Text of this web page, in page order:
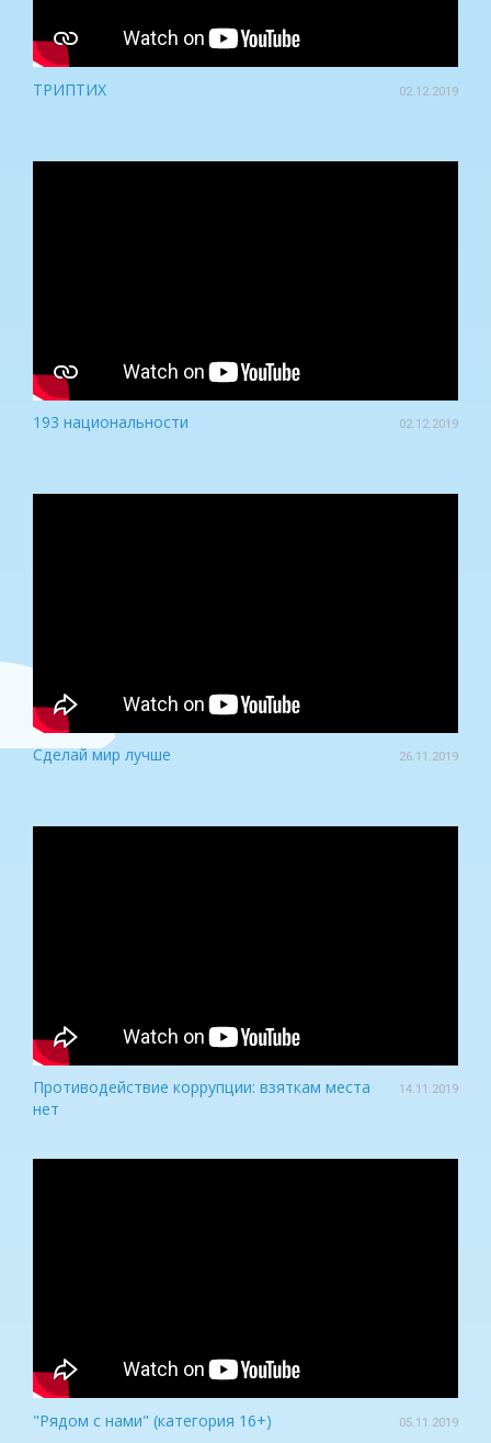
ТРИПТИХ 02.12.2019
193 национальности 02.12.2019
Сделай мир лучше 26.11.2019
Противодействие коррупции: взяткам места
нет
14.11.2019
"Рядом с нами" (категория 16+) 05.11.2019